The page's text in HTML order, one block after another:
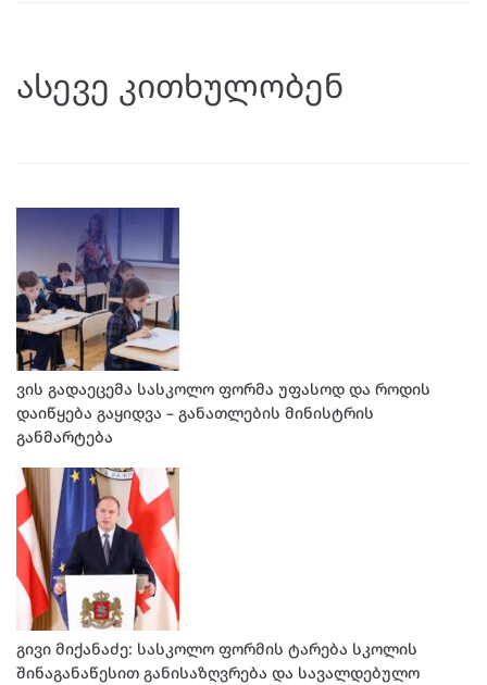
ასევე კითხულობენ
ვის გადაეცემა სასკოლო ფორმა უფასოდ და როდის
დაიწყება გაყიდვა – განათლების მინისტრის
განმარტება
გივი მიქანაძე: სასკოლო ფორმის ტარება სკოლის
შინაგანაწესით განისაზღვრება და სავალდებულო